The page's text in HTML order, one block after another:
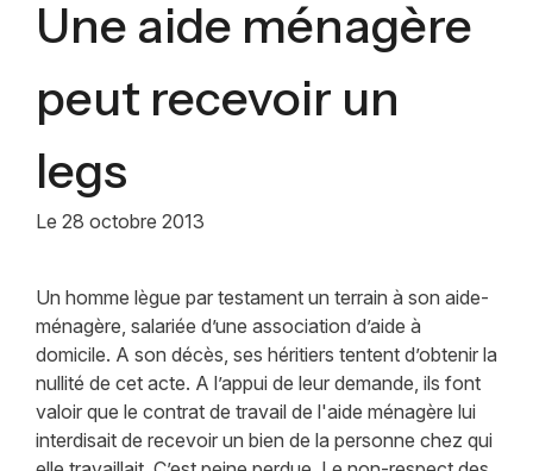
Une aide ménagère
peut recevoir un
legs
Le 28 octobre 2013
Un homme lègue par testament un terrain à son aide-
ménagère, salariée d’une association d’aide à
domicile. A son décès, ses héritiers tentent d’obtenir la
nullité de cet acte. A l’appui de leur demande, ils font
valoir que le contrat de travail de l'aide ménagère lui
interdisait de recevoir un bien de la personne chez qui